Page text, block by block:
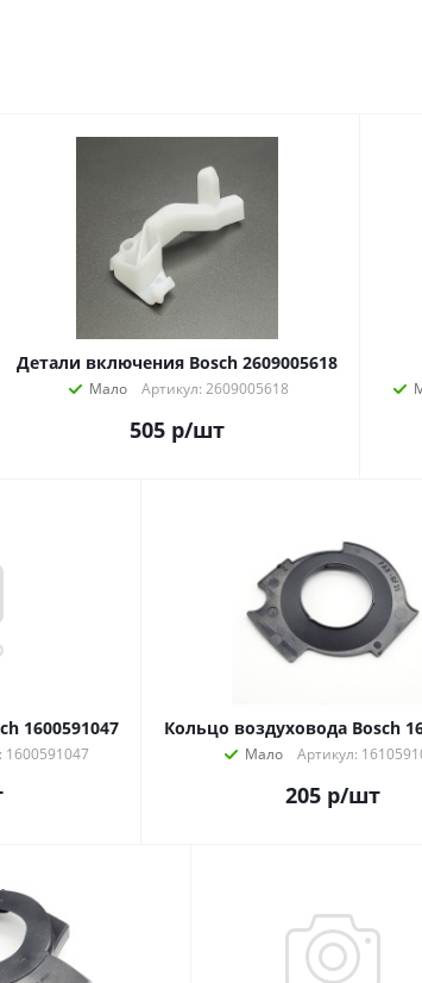
Детали включения Bosch 2609005618
Мало Артикул: 2609005618
505 р/шт
1600591047
1600591047
Кольцо воздуховода Bosch
Мало Артикул:
205р/шт